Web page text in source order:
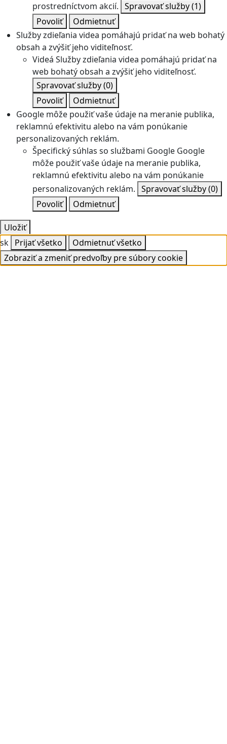
prostredníctvom akcií. Spravovať služby(1)
Povoliť
Odmietnuť
Služby zdieľania videa pomáhajú pridať na web bohatý
obsah a zvýšiť jeho viditeľnosť.
Videá Služby zdieľania videa pomáhajú pridať na
web bohatý obsah a zvýšiť jeho viditeľnosť.
Spravovať služby(0)
Povoliť
Odmietnuť
Google môže použiť vaše údaje na meranie publika,
reklamnú efektivitu alebo na vám ponúkanie
personalizovaných reklám.
Špecifický súhlas so službami Google Google
môže použiť vaše údaje na meranie publika,
reklamnú efektivitu alebo na vám ponúkanie
personalizovaných reklám. Spravovať služby(0)
Povoliť
Odmietnuť
Uložiť
sk Prijať všetko
Odmietnuť všetko
Zobraziť a zmeniť predvoľby pre súbory cookie